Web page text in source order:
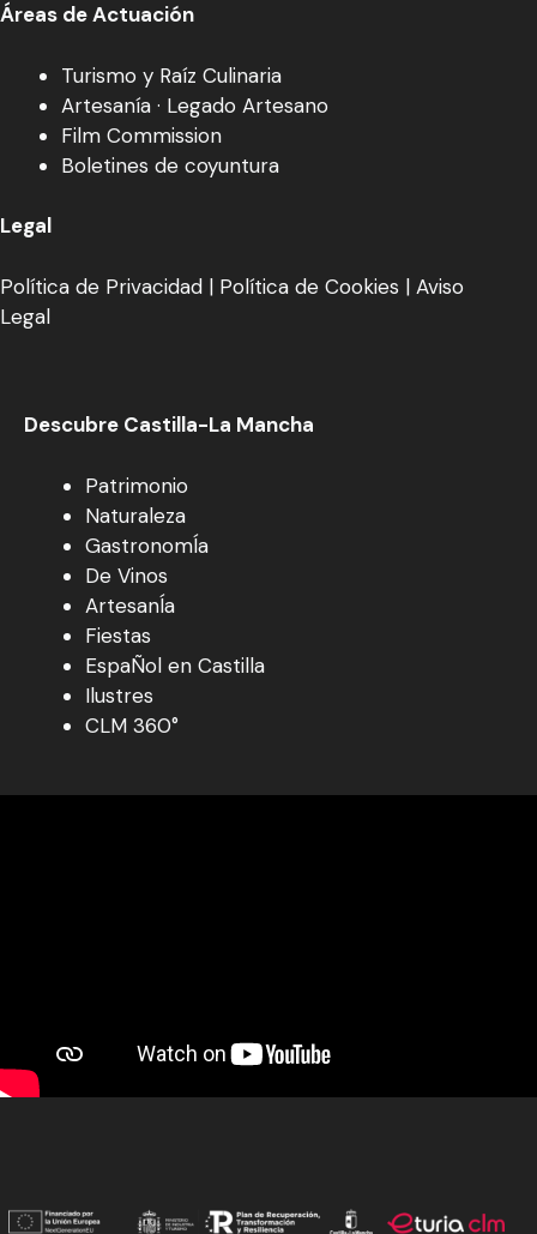
Áreas de Actuación
Turismo y Raíz Culinaria
Artesanía · Legado Artesano
Film Commission
Boletines de coyuntura
Legal
Política de Privacidad | Política de Cookies | Aviso
Legal
Descubre Castilla-La Mancha
Patrimonio
Naturaleza
GastronomÍa
De Vinos
ArtesanÍa
Fiestas
EspaÑol en Castilla
Ilustres
CLM 360°